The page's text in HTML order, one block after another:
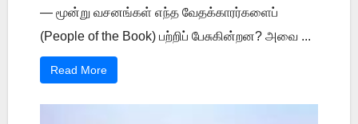
— மூன்று வசனங்கள் எந்த வேதக்காரர்களைப்
(People of the Book) பற்றிப் பேசுகின்றன? அவை ...
Read More